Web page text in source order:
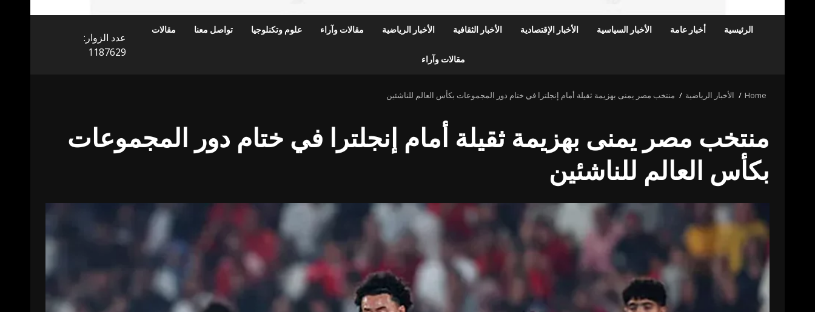
الرئيسية أخبار عامة الأخبار السياسية الأخبار الإقتصادية الأخبار الثقافية الأخبار الرياضية مقالات وآراء علوم وتكنلوجيا تواصل معنا مقالات
مقالات وآراء
عدد الزوار:
1187629
Home الأخبار الرياضية منتخب مصر يمنى بهزيمة ثقيلة أمام إنجلترا في ختام دور المجموعات بكأس العالم للناشئين
منتخب مصر يمنى بهزيمة ثقيلة أمام إنجلترا في ختام دور المجموعات
بكأس العالم للناشئين